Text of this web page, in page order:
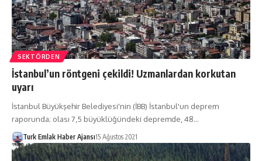
SEKTÖRDEN
İstanbul’un röntgeni çekildi! Uzmanlardan korkutan
uyarı
İstanbul Büyükşehir Belediyesi'nin (İBB) İstanbul'un deprem
raporunda; olası 7,5 büyüklüğündeki depremde, 48…
Turk Emlak Haber Ajansı15 Ağustos 2021